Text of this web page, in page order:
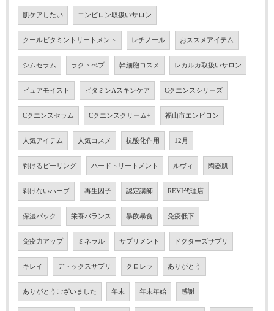
肌ケアしたい エンビロン取扱いサロン
クールビタミントリートメント レチノール おススメアイテム
シムセラム ラクトぺプ 幹細胞コスメ レカルカ取扱いサロン
ピュアモイスト ビタミンAスキンケア Cクエンスシリーズ
Cクエンスセラム Cクエンスクリーム+ 福山市エンビロン
人気アイテム 人気コスメ 抗酸化作用 12月
剥けるピーリング ハードトリートメント ルヴィ 陶器肌
剥けないハーブ 再生因子 認定講師 REVI代理店
保湿パック 栄養バランス 暴飲暴食 免疫低下
免疫力アップ ミネラル サプリメント ドクターズサプリ
キレイ デトックスサプリ クロレラ ありがとう
ありがとうございました 年末 年末年始 感謝